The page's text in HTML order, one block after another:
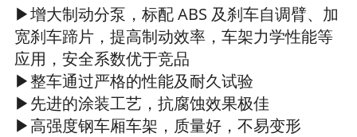
▶增大制动分泵，标配 ABS 及刹车自调臂、加
宽刹车蹄片，提高制动效率，车架力学性能等
应用，安全系数优于竞品
▶整车通过严格的性能及耐久试验
▶先进的涂装工艺，抗腐蚀效果极佳
▶高强度钢车厢车架，质量好，不易变形